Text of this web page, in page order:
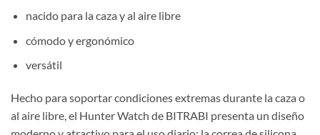
nacido para la caza y al aire libre
cómodo y ergonómico
versátil
Hecho para soportar condiciones extremas durante la caza o
al aire libre, el Hunter Watch de BITRABI presenta un diseño